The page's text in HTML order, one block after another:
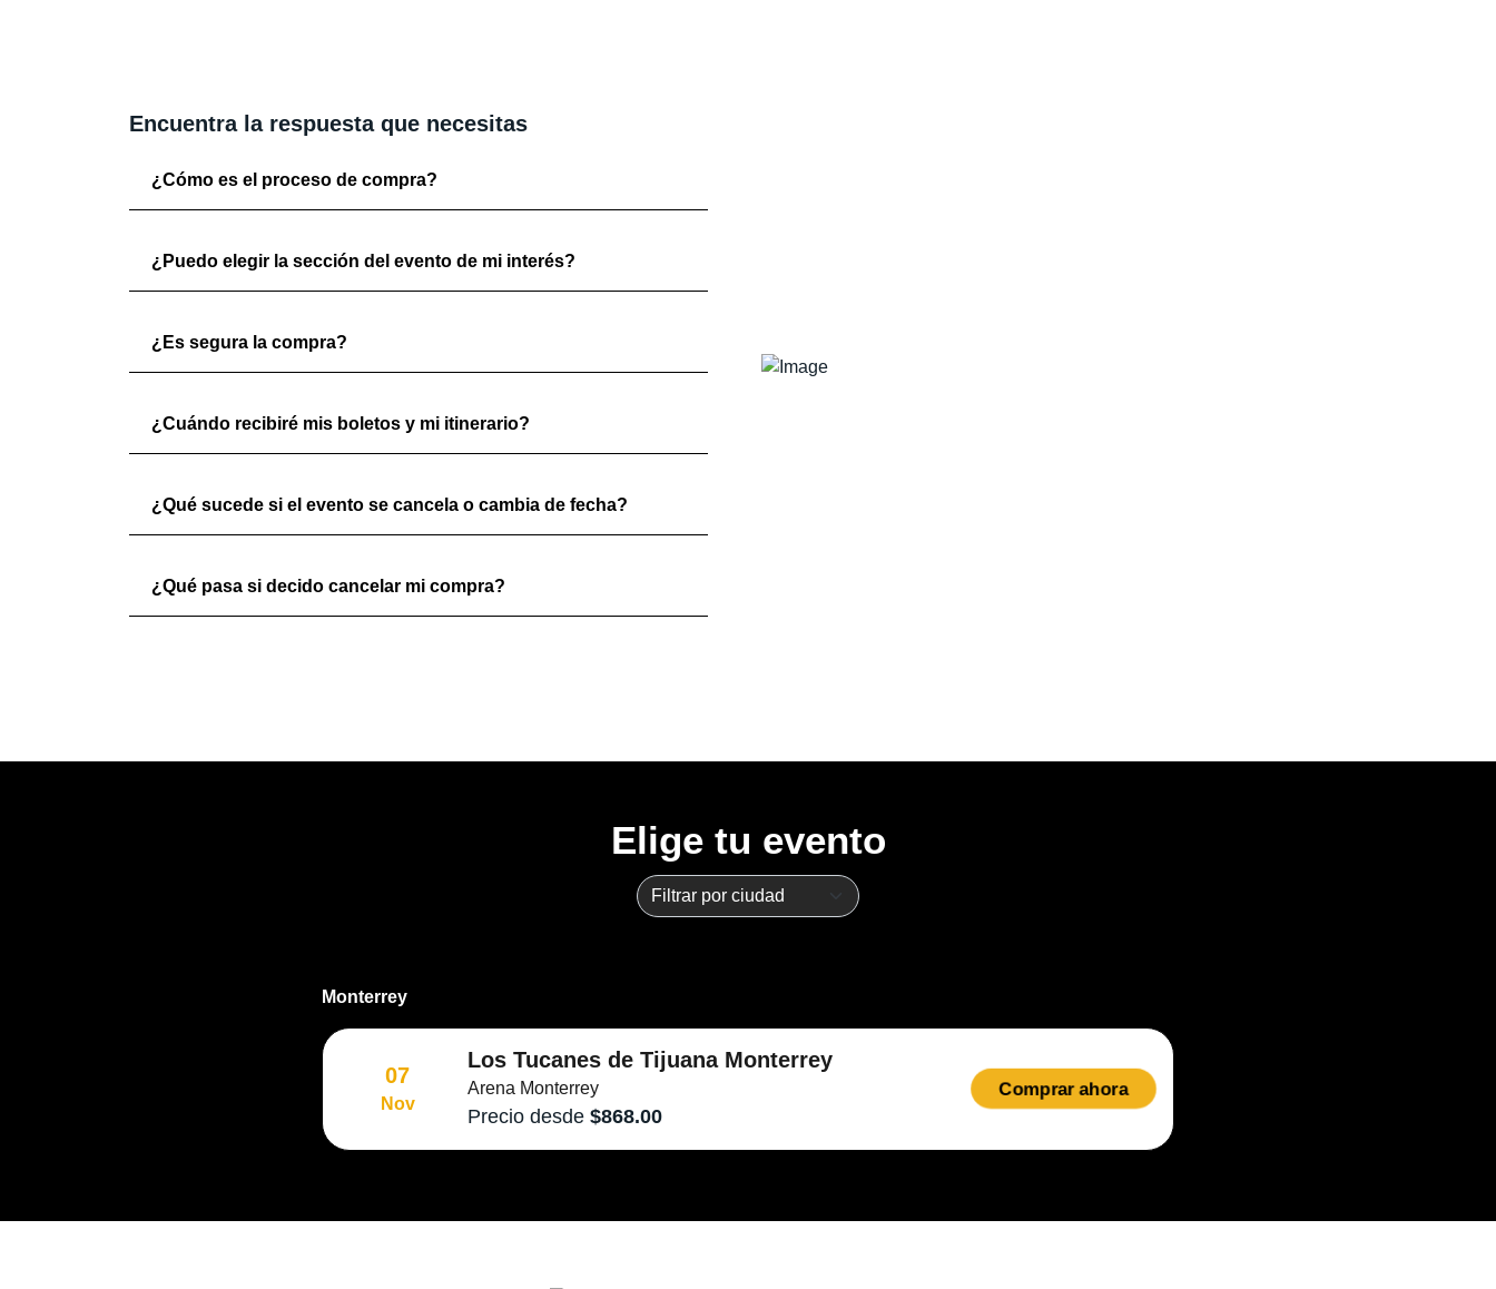
Encuentra la respuesta que necesitas
¿Cómo es el proceso de compra?
¿Puedo elegir la sección del evento de mi interés?
¿Es segura la compra?
¿Cuándo recibiré mis boletos y mi itinerario?
¿Qué sucede si el evento se cancela o cambia de fecha?
¿Qué pasa si decido cancelar mi compra?
Elige tu evento
Monterrey
07
Nov
Los Tucanes de Tijuana Monterrey
Arena Monterrey
Precio desde $868.00
Comprar ahora